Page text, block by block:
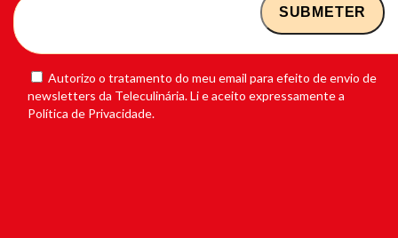
Autorizo o tratamento do meu email para efeito de envio de
newsletters da Teleculinária. Li e aceito expressamente a
Política de Privacidade.